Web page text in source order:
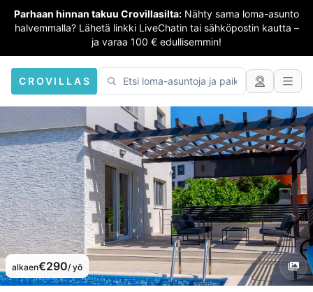
Parhaan hinnan takuu Crovillasilta: Nähty sama loma-asunto
halvemmalla? Lähetä linkki LiveChatin tai sähköpostin kautta –
ja varaa 100 € edullisemmin!
CROVILLAS
alkaen€290/ yö